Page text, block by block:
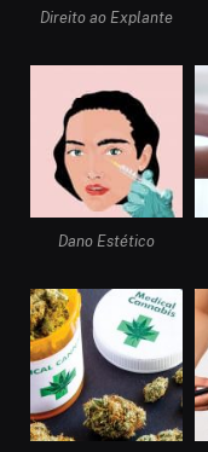
Direito ao Explante
Dano Estético